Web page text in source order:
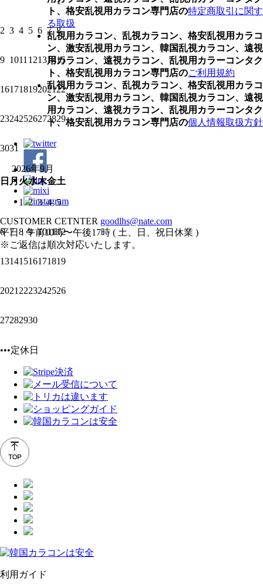
ト、格安乱視用カラコン専門店の特定商取引に関す
る取扱
乱視用カラコン、乱視カラコン、格安乱視用カラコ
ン、激安乱視用カラコン、韓国乱視カラコン、遠視
用カラコン、遠視カラコン、乱視用カラーコンタク
ト、格安乱視用カラコン専門店のご利用規約
乱視用カラコン、乱視カラコン、格安乱視用カラコ
ン、激安乱視用カラコン、韓国乱視カラコン、遠視
用カラコン、遠視カラコン、乱視用カラーコンタク
ト、格安乱視用カラコン専門店の個人情報取扱方針
CUSTOMER CETNTER goodlhs@nate.com
平日 : 午前10時〜午後17時 ( 土、日、祝日休業 )
※ご返信は順次対応いたします。
2 3 4 5 6 7 8
9 1011 12131415
16171819202122
23242526272829
3031
2026年9月
日 月 火水木金土
1 2 3 4 5
6 7 8 9 101112
13141516171819
2021 2223242526
27282930
•••定休日
利用ガイド